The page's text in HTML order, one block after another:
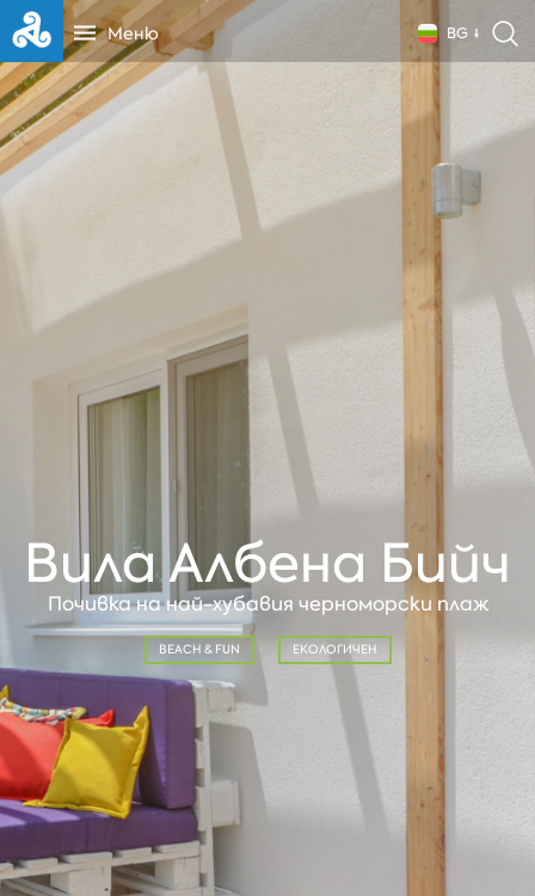
Меню BG
Вила Албена Бийч
Почивка на най-хубавия черноморски плаж
BEACH & FUN ЕКОЛОГИЧЕН